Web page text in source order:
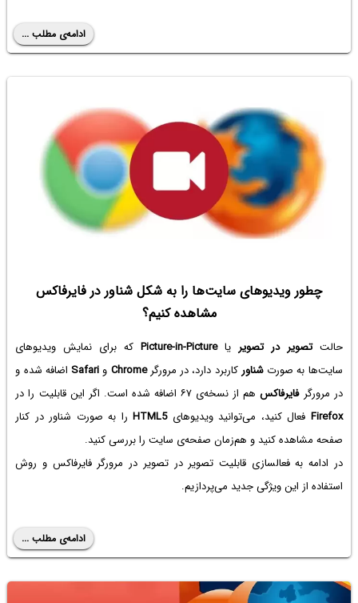
ادامه‌ی مطلب ...
چطور ویدیوهای سایت‌ها را به شکل شناور در فایرفاکس
مشاهده کنیم؟
حالتتصویر در تصویر یاPicture-in-Pictureکه برای نمایش ویدیوهای
سایت‌ها به صورتشناور کاربرد دارد، در مرورگرChrome و Safari اضافه شده و
در مرورگرفایرفاکسهم از نسخه‌ی ۶۷ اضافه شده است. اگر این قابلیت را در
Firefox‌ فعال کنید، می‌توانید ویدیوهایHTML5را به صورت شناور در کنار
صفحه مشاهده کنید و هم‌زمان صفحه‌ی سایت را بررسی کنید.
در ادامه به فعالسازی قابلیت تصویر در تصویر در مرورگر فایرفاکس و روش
استفاده از این ویژگی جدید می‌پردازیم.
ادامه‌ی مطلب ...